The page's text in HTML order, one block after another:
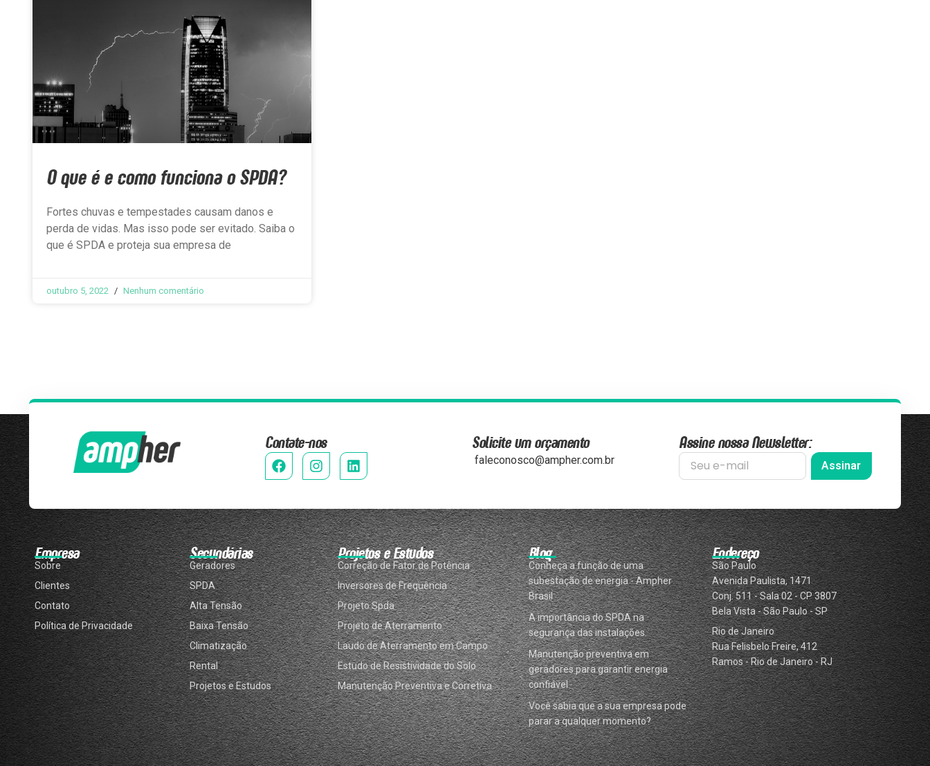
O que é e como funciona o SPDA?
Fortes chuvas e tempestades causam danos e
perda de vidas. Mas isso pode ser evitado. Saiba o
que é SPDA e proteja sua empresa de
outubro 5, 2022 Nenhum comentário
Contate-nos Solicite um orçamento
faleconosco@ampher.com.br
Assine nossa Newsletter:
Assinar
Empresa
Sobre
Clientes
Contato
Política de Privacidade
Secundárias
Geradores
SPDA
Alta Tensão
Baixa Tensão
Climatização
Rental
Projetos e Estudos
Projetos e Estudos
Correção de Fator de Potência
Inversores de Frequência
Projeto Spda
Projeto de Aterramento
Laudo de Aterramento em Campo
Estudo de Resistividade do Solo
Manutenção Preventiva e Corretiva
Blog
Conheça a função de uma
subestação de energia - Ampher
Brasil
A importância do SPDA na
segurança das instalações.
Manutenção preventiva em
geradores para garantir energia
confiável
Você sabia que a sua empresa pode
parar a qualquer momento?
Endereço
São Paulo
Avenida Paulista, 1471
Conj. 511 - Sala 02 - CP 3807
Bela Vista - São Paulo - SP
Rio de Janeiro
Rua Felisbelo Freire, 412
Ramos - Rio de Janeiro - RJ